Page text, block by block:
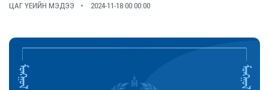
ЦАГ ҮЕИЙН МЭДЭЭ 2024-11-18 00:00:00